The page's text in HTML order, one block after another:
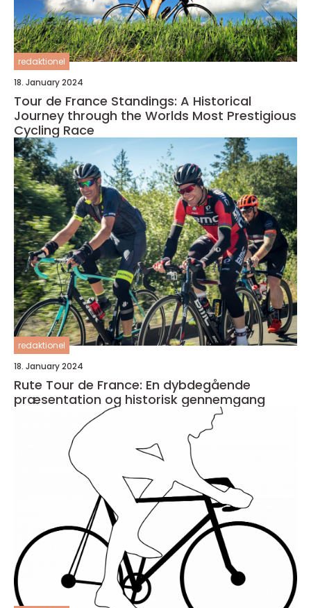
redaktionel
18. January 2024
Tour de France Standings: A Historical
Journey through the Worlds Most Prestigious
Cycling Race
redaktionel
18. January 2024
Rute Tour de France: En dybdegående
præsentation og historisk gennemgang